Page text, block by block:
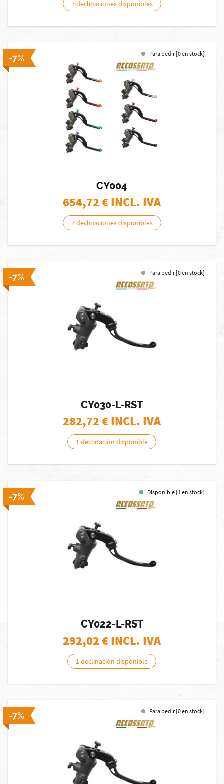
7 declinaciones disponibles
-7% Para pedir [0 en stock]
CY004
654,72€ INCL. IVA
7 declinaciones disponibles
-7% Para pedir [0 en stock]
CY030-L-RST
282,72€ INCL. IVA
1 declinación disponible
-7% Disponible [1 en stock]
CY022-L-RST
292,02€ INCL. IVA
1 declinación disponible
-7% Para pedir [0 en stock]